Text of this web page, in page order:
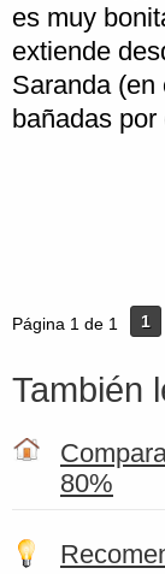
es muy
extiende
Saranda (en
bañadas
Página 1 de 1 1
También
80%